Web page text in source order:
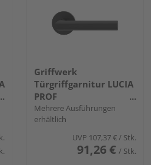
Griffwerk
Türgriffgarnitur LUCIA
PROF
Schraubt.Rosetten
rund smart2lock 2.0 R
Graphitschwarz
Mehrere Ausführungen
erhältlich
UVP 107,37 €/ Stk.
91,26 € / Stk.